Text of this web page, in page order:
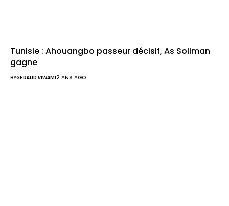
Tunisie : Ahouangbo passeur décisif, As Soliman
gagne
BYGERAUD VIWAMI2 ANS AGO